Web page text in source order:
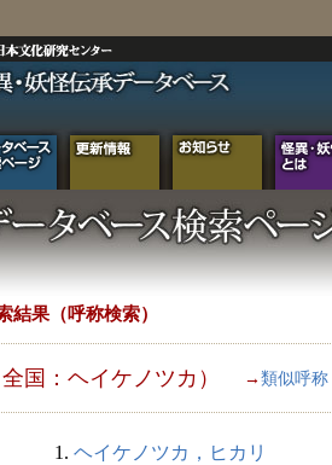
結果（呼称検索）
全国：ヘイケノツカ） → 類似呼称
1. ヘイケノツカ，ヒカリ